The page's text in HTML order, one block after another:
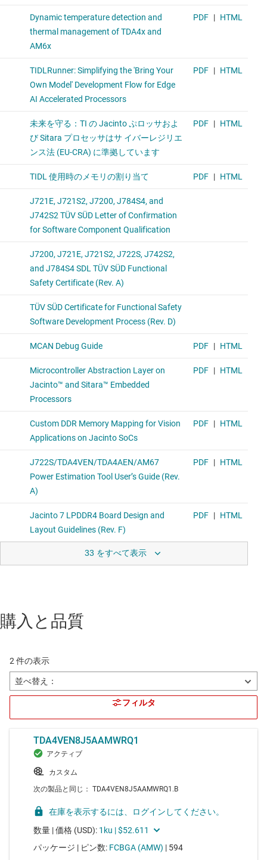
33 をすべて表示
購入と品質